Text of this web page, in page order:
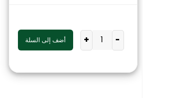
-
+ أضف إلى السلة